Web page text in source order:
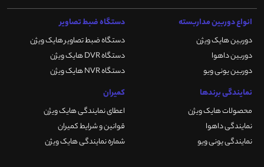
انواع دوربین مداربسته
دوربین هایک ویژن
دوربین داهوا
دوربین یونی ویو
دستگاه ضبط تصاویر
دستگاه ضبط تصاویر هایک ویژن
دستگاه DVR هایک ویژن
دستگاه NVR هایک ویژن
نمایندگی برندها
محصولات هایک ویژن
نمایندگی داهوا
نمایندگی یونی ویو
کمیران
اعطای نمایندگی هایک ویژن
قوانین و شرایط کمیران
شماره نمایندگی هایک ویژن